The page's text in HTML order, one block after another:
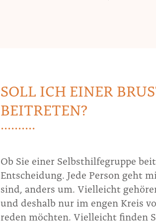
SOLL ICH EINER
BEITRETEN?
Ob Sie einer Selbsthilfegruppe
Entscheidung. Jede Person geht
sind, anders um. Vielleicht
und deshalb nur im engen Kreis
reden möchten. Vielleicht finden